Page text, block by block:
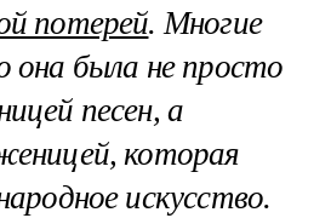
потерей. Многие
она была не просто
песен, а
которая
искусство.